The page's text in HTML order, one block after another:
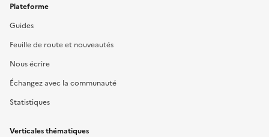
Plateforme
Guides
Feuille de route et nouveautés
Nous écrire
Échangez avec la communauté
Statistiques
Verticales thématiques